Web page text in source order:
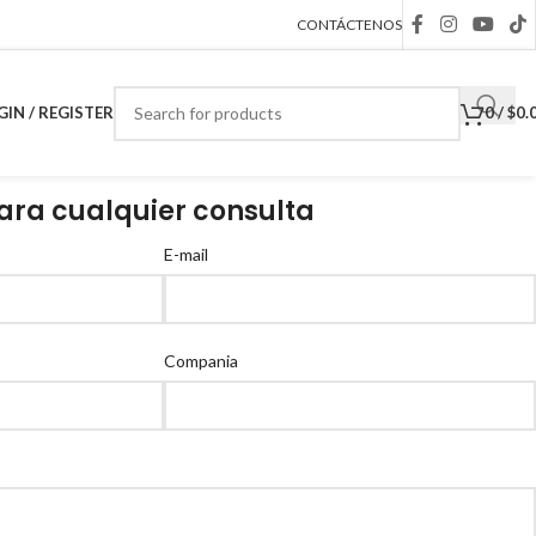
CONTÁCTENOS
/ REGISTER 0/$
cualquier consulta
E-mail
Compania